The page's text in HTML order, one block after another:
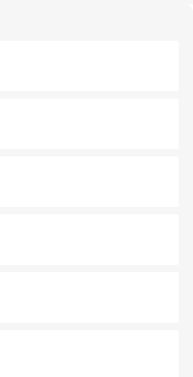
情を楽しめる外せないスポット